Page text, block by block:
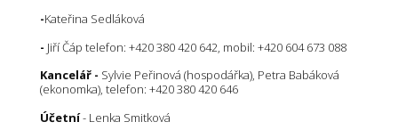
-Kateřina Sedláková
- Jiří Čáp telefon: +420 380 420 642, mobil: +420 604 673 088
Kancelář - Sylvie Peřinová (hospodářka), Petra Babáková
(ekonomka), telefon: +420 380 420 646
Účetní- Lenka Smitková